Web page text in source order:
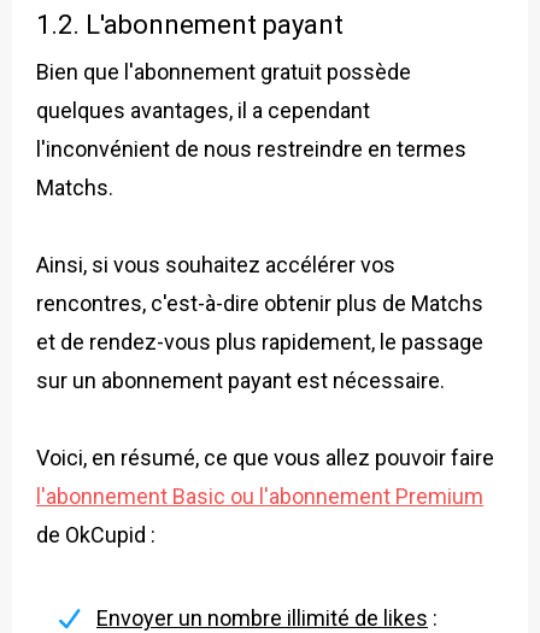
1.2. L'abonnement payant
Bien que l'abonnement gratuit possède
quelques avantages, il a cependant
l'inconvénient de nous restreindre en termes
Matchs.
Ainsi, si vous souhaitez accélérer vos
rencontres, c'est-à-dire obtenir plus de Matchs
et de rendez-vous plus rapidement, le passage
sur un abonnement payant est nécessaire.
Voici, en résumé, ce que vous allez pouvoir faire
l'abonnement Basic ou l'abonnement Premium
de OkCupid :
Envoyer un nombre illimité de likes :